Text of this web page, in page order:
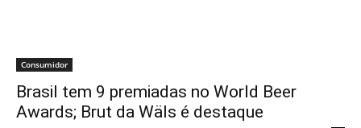
Consumidor
Brasil tem 9 premiadas no World Beer
Awards; Brut da Wäls é destaque